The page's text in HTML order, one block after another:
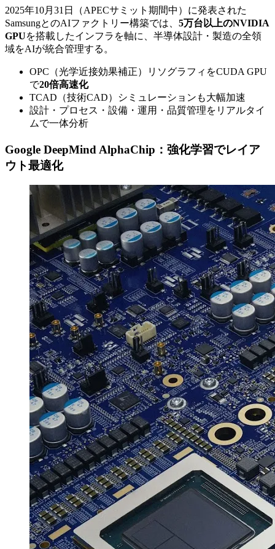
2025年10月31日（APECサミット期間中）に発表された
SamsungとのAIファクトリー構築では、 5万台以上のNVIDIA
GPUを搭載したインフラを軸に、半導体設計・製造の全領
域をAIが統合管理する。
OPC（光学近接効果補正）リソグラフィをCUDA GPU
で20倍高速化
TCAD（技術CAD）シミュレーションも大幅加速
設計・プロセス・設備・運用・品質管理をリアルタイ
ムで一体分析
Google DeepMind AlphaChip：強化学習でレイア
ウト最適化